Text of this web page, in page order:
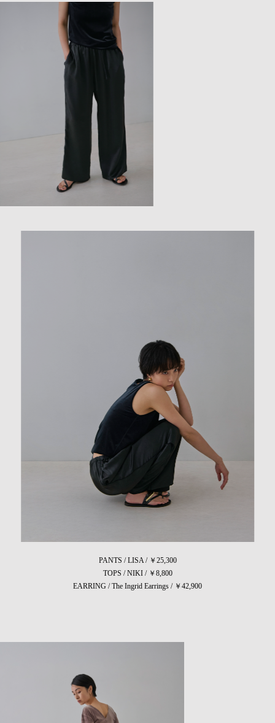
PANTS / LISA / ￥25,300
TOPS / NIKI / ￥8,800
EARRING / The Ingrid Earrings / ￥42,900